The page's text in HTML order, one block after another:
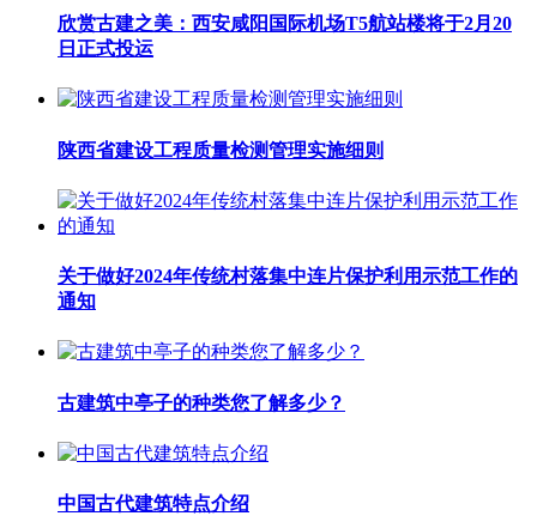
欣赏古建之美：西安咸阳国际机场T5航站楼将于2月20
日正式投运
陕西省建设工程质量检测管理实施细则
关于做好2024年传统村落集中连片保护利用示范工作的
通知
古建筑中亭子的种类您了解多少？
中国古代建筑特点介绍